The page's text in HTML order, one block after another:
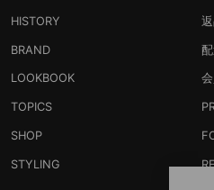
HISTORY
BRAND
LOOKBOOK
TOPICS
SHOP
STYLING